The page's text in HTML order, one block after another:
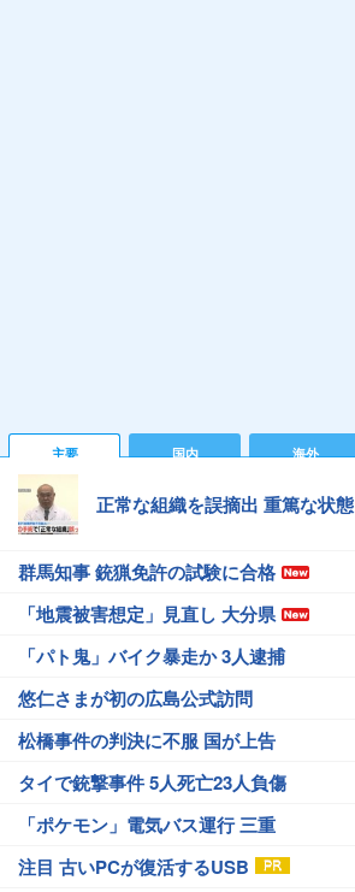
主要 国内 海外
正常な組織を誤摘出 重篤な状態
群馬知事 銃猟免許の試験に合格
「地震被害想定」見直し 大分県
「パト鬼」バイク暴走か 3人逮捕
悠仁さまが初の広島公式訪問
松橋事件の判決に不服 国が上告
タイで銃撃事件 5人死亡23人負傷
「ポケモン」電気バス運行 三重
注目 古いPCが復活するUSB